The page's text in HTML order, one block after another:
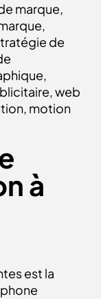
marque,
de
web
motion
à
est la